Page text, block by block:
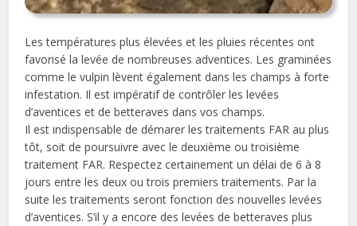
Les températures plus élevées et les pluies récentes ont
favorisé la levée de nombreuses adventices. Les graminées
comme le vulpin lèvent également dans les champs à forte
infestation. Il est impératif de contrôler les levées
d’aventices et de betteraves dans vos champs.
Il est indispensable de démarer les traitements FAR au plus
tôt, soit de poursuivre avec le deuxième ou troisième
traitement FAR. Respectez certainement un délai de 6 à 8
jours entre les deux ou trois premiers traitements. Par la
suite les traitements seront fonction des nouvelles levées
d’aventices. S’il y a encore des levées de betteraves plus